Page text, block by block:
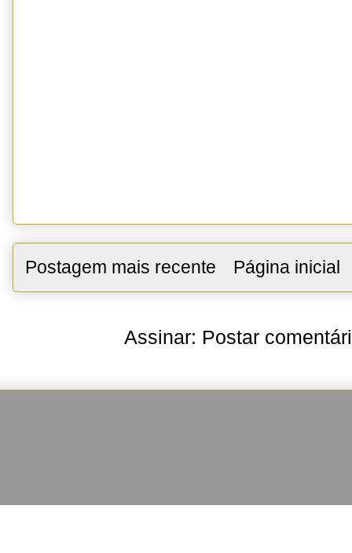
Postagem mais recente Página inicial
Assinar: Postar